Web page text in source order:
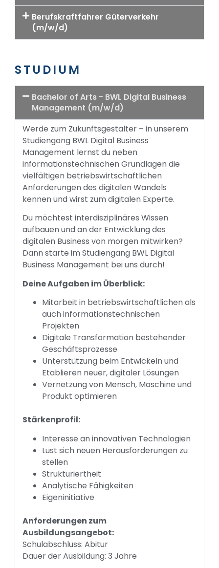
Berufskraftfahrer Güterverkehr
(m/w/d)
STUDIUM
Bachelor of Arts - BWL Digital Business
Management (m/w/d)
Werde zum Zukunftsgestalter – in unserem
Studiengang BWL Digital Business
Management lernst du neben
informationstechnischen Grundlagen die
vielfältigen betriebswirtschaftlichen
Anforderungen des digitalen Wandels
kennen und wirst zum digitalen Experte.
Du möchtest interdisziplinäres Wissen
aufbauen und an der Entwicklung des
digitalen Business von morgen mitwirken?
Dann starte im Studiengang BWL Digital
Business Management bei uns durch!
Deine Aufgaben im Überblick:
Mitarbeit in betriebswirtschaftlichen als
auch informationstechnischen
Projekten
Digitale Transformation bestehender
Geschäftsprozesse
Unterstützung beim Entwickeln und
Etablieren neuer, digitaler Lösungen
Vernetzung von Mensch, Maschine und
Produkt optimieren
Stärkenprofil:
Interesse an innovativen Technologien
Lust sich neuen Herausforderungen zu
stellen
Strukturiertheit
Analytische Fähigkeiten
Eigeninitiative
Anforderungen zum
Ausbildungsangebot:
Schulabschluss: Abitur
Dauer der Ausbildung: 3 Jahre